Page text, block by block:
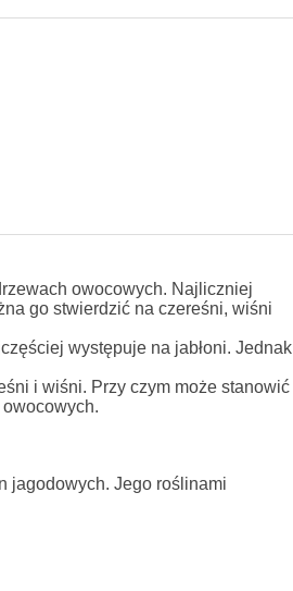
owocowych. Najliczniej
go stwierdzić na czereśni, wiśni
występuje na jabłoni. Jednak
i wiśni. Przy czym może stanowić
jagodowych. Jego roślinami